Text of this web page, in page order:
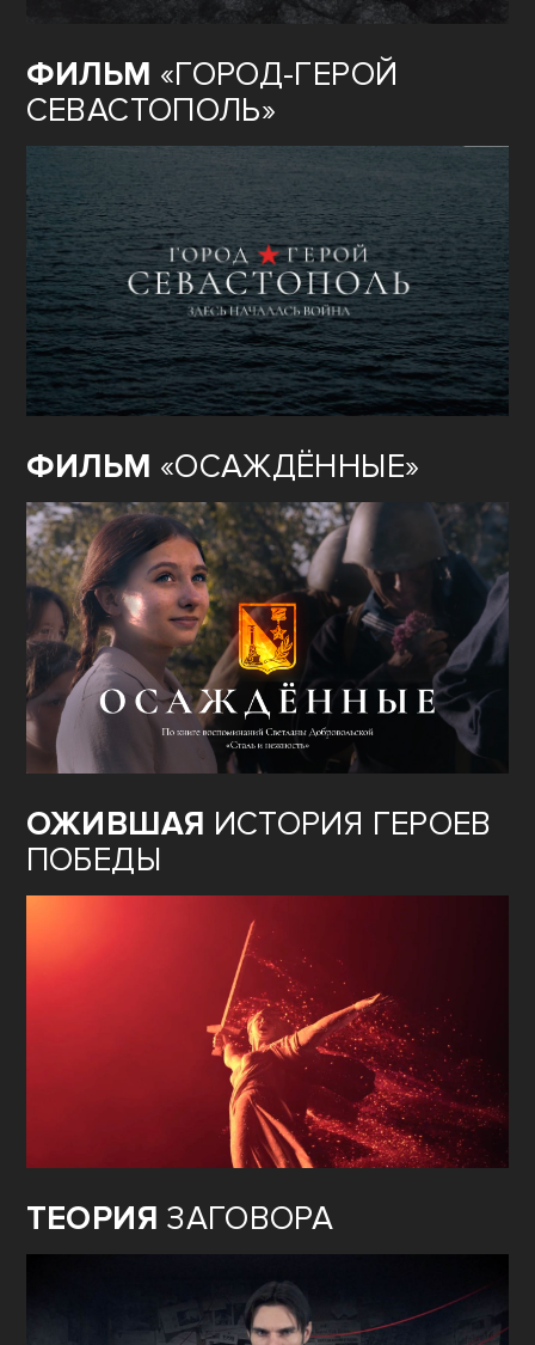
ФИЛЬМ «ГОРОД-ГЕРОЙ
СЕВАСТОПОЛЬ»
ФИЛЬМ «ОСАЖДЁННЫЕ»
ОЖИВШАЯ ИСТОРИЯ ГЕРОЕВ
ПОБЕДЫ
ТЕОРИЯ ЗАГОВОРА